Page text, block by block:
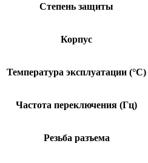
Степень защиты
Корпус
Температура эксплуатации (°C)
Частота переключения (Гц)
Резьба разъема